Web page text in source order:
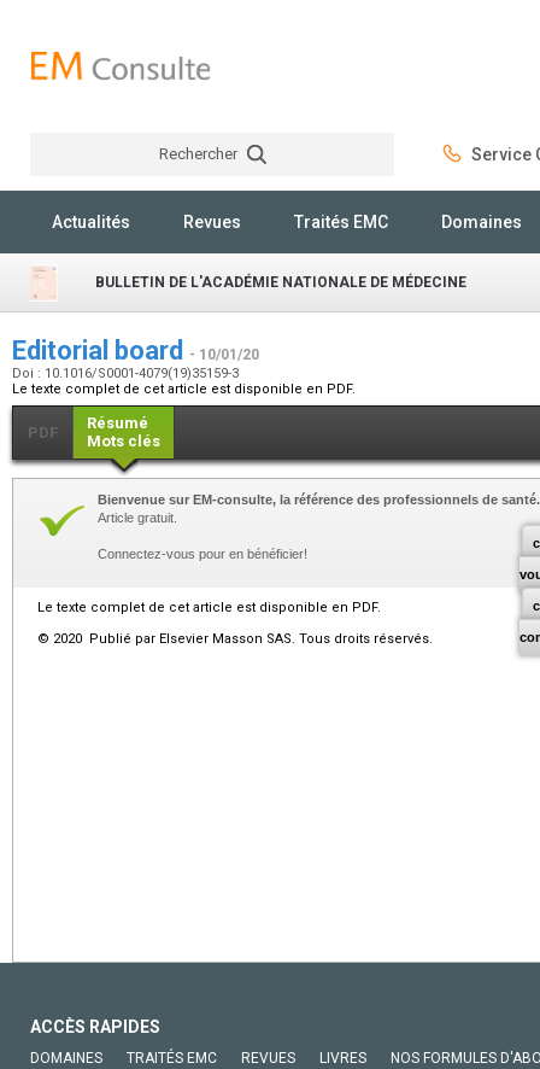
Rechercher Service
Actualités Revues Traités EMC Domaines
BULLETIN DE L'ACADÉMIE NATIONALE DE MÉDECINE
Editorial board - 10/01/20
Doi : 10.1016/S0001-4079(19)35159-3
Le texte complet de cet article est disponible en PDF.
PDF
Résumé
Mots clés
Bienvenue sur EM-consulte, la référence des professionnels de santé.
Article gratuit.
Connectez-vous pour en bénéficier!
Le texte complet de cet article est disponible en PDF.
© 2020 Publié par Elsevier Masson SAS. Tous droits réservés.
ACCÈS RAPIDES
DOMAINES TRAITÉS EMC REVUES LIVRES NOS FORMULES